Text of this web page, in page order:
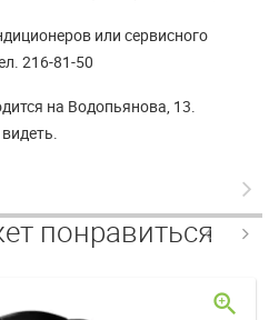
или сервисного
216-81-50
на Водопьянова, 13.
понравиться
zoom_in